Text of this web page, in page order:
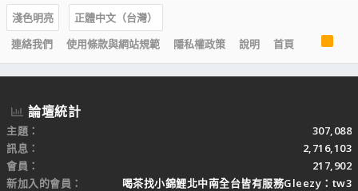
淺色明亮
正體中文（台灣）
連絡我們
使用條款與網站規範 隱私權政策 說明 首頁
R
S
S
論壇統計
主題
307,088
訊息
2,716,103
會員
217,902
新加入的會員
喝茶找小錦鯉北中南全台皆有服務Gleezy：tw3